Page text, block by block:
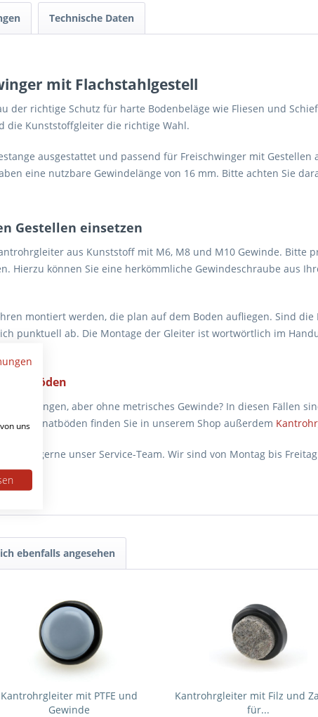
Technische Daten
mit Flachstahlgestell
der richtige Schutz für harte Bodenbeläge wie Fliesen und
die Kunststoffgleiter die richtige Wahl.
ausgestattet und passend für Freischwinger mit Gestellen
eine nutzbare Gewindelänge von 16 mm. Bitte achten Sie
Gestellen einsetzen
aus Kunststoff mit M6, M8 und M10 Gewinde. Bitte
Hierzu können Sie eine herkömmliche Gewindeschraube aus
montiert werden, die plan auf dem Boden aufliegen. Sind
punktuell ab. Die Montage der Gleiter ist wortwörtlich im
Böden
aber ohne metrisches Gewinde? In diesen Fällen
Laminatböden finden Sie in unserem Shop außerdem
Sie gerne unser Service-Team. Wir sind von Montag bis
ebenfalls angesehen
Kantrohrgleiter mit PTFE und
Gewinde
Kantrohrgleiter mit Filz und
für...
uns